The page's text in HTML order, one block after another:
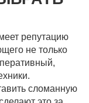
репутацию
не только
сломанную